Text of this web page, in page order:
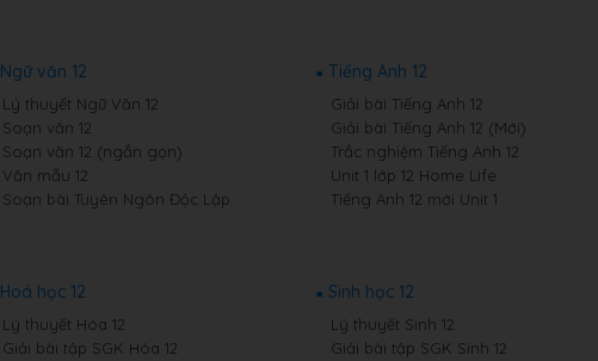
Ngữ văn 12
Lý thuyết Ngữ Văn 12
Soạn văn 12
Soạn văn 12 (ngắn gọn)
Văn mẫu 12
Soạn bài Tuyên Ngôn Độc Lập
Tiếng Anh 12
Giải bài Tiếng Anh 12
Giải bài Tiếng Anh 12 (Mới)
Trắc nghiệm Tiếng Anh 12
Unit 1 lớp 12 Home Life
Tiếng Anh 12 mới Unit 1
Hoá học 12
Lý thuyết Hóa 12
Giải bài tập SGK Hóa 12
Sinh học 12
Lý thuyết Sinh 12
Giải bài tập SGK Sinh 12